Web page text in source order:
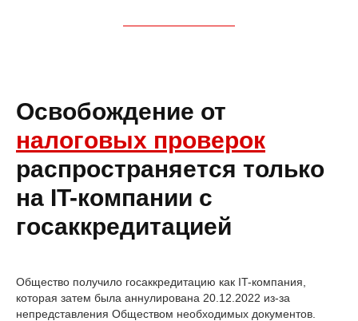
Освобождение от
налоговых проверок
распространяется только
на IT-компании с
госаккредитацией
Общество получило госаккредитацию как IT-компания,
которая затем была аннулирована 20.12.2022 из-за
непредставления Обществом необходимых документов.